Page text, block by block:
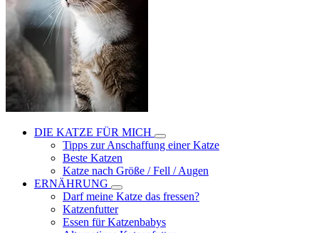
DIE KATZE FÜR MICH
Tipps zur Anschaffung einer Katze
Beste Katzen
Katze nach Größe / Fell / Augen
ERNÄHRUNG
Darf meine Katze das fressen?
Katzenfutter
Essen für Katzenbabys